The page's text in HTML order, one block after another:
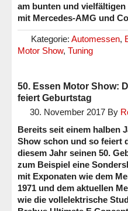
am bunten und
mit Mercedes-AMG und
Kategorie: Automessen,
Motor Show, Tuning
50. Essen Motor Show:
feiert Geburtstag
30. November 2017 By
Bereits seit einem halben
Show schon und so feiert
diesem Jahr seinen 50.
zum Beispiel eine
mit Exponaten wie dem
1971 und dem aktuellen
wie die vollelektrische